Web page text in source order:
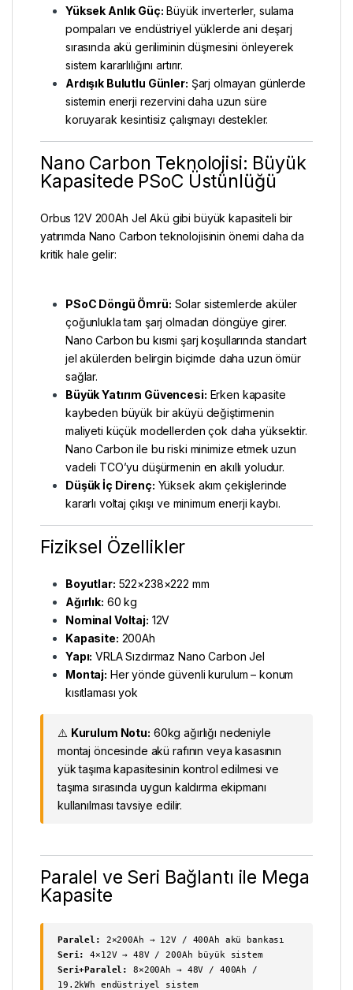
Yüksek Anlık Güç: Büyük inverterler, sulama
pompaları ve endüstriyel yüklerde ani deşarj
sırasında akü geriliminin düşmesini önleyerek
sistem kararlılığını artırır.
Ardışık Bulutlu Günler: Şarj olmayan günlerde
sistemin enerji rezervini daha uzun süre
koruyarak kesintisiz çalışmayı destekler.
Nano Carbon Teknolojisi: Büyük
Kapasitede PSoC Üstünlüğü
Orbus 12V 200Ah Jel Akü gibi büyük kapasiteli bir
yatırımda Nano Carbon teknolojisinin önemi daha da
kritik hale gelir:
PSoC Döngü Ömrü: Solar sistemlerde aküler
çoğunlukla tam şarj olmadan döngüye girer.
Nano Carbon bu kısmi şarj koşullarında standart
jel akülerden belirgin biçimde daha uzun ömür
sağlar.
Büyük Yatırım Güvencesi: Erken kapasite
kaybeden büyük bir aküyü değiştirmenin
maliyeti küçük modellerden çok daha yüksektir.
Nano Carbon ile bu riski minimize etmek uzun
vadeli TCO’yu düşürmenin en akıllı yoludur.
Düşük İç Direnç: Yüksek akım çekişlerinde
kararlı voltaj çıkışı ve minimum enerji kaybı.
Fiziksel Özellikler
Boyutlar: 522×238×222 mm
Ağırlık: 60 kg
Nominal Voltaj: 12V
Kapasite: 200Ah
Yapı: VRLA Sızdırmaz Nano Carbon Jel
Montaj: Her yönde güvenli kurulum – konum
kısıtlaması yok
⚠️ Kurulum Notu: 60kg ağırlığı nedeniyle
montaj öncesinde akü rafının veya kasasının
yük taşıma kapasitesinin kontrol edilmesi ve
taşıma sırasında uygun kaldırma ekipmanı
kullanılması tavsiye edilir.
Paralel ve Seri Bağlantı ile Mega
Kapasite
Paralel:
2×200Ah → 12V / 400Ah akü bankası
Seri:
4×12V → 48V / 200Ah büyük sistem
Seri+Paralel:
8×200Ah → 48V / 400Ah /
19.2kWh endüstriyel sistem